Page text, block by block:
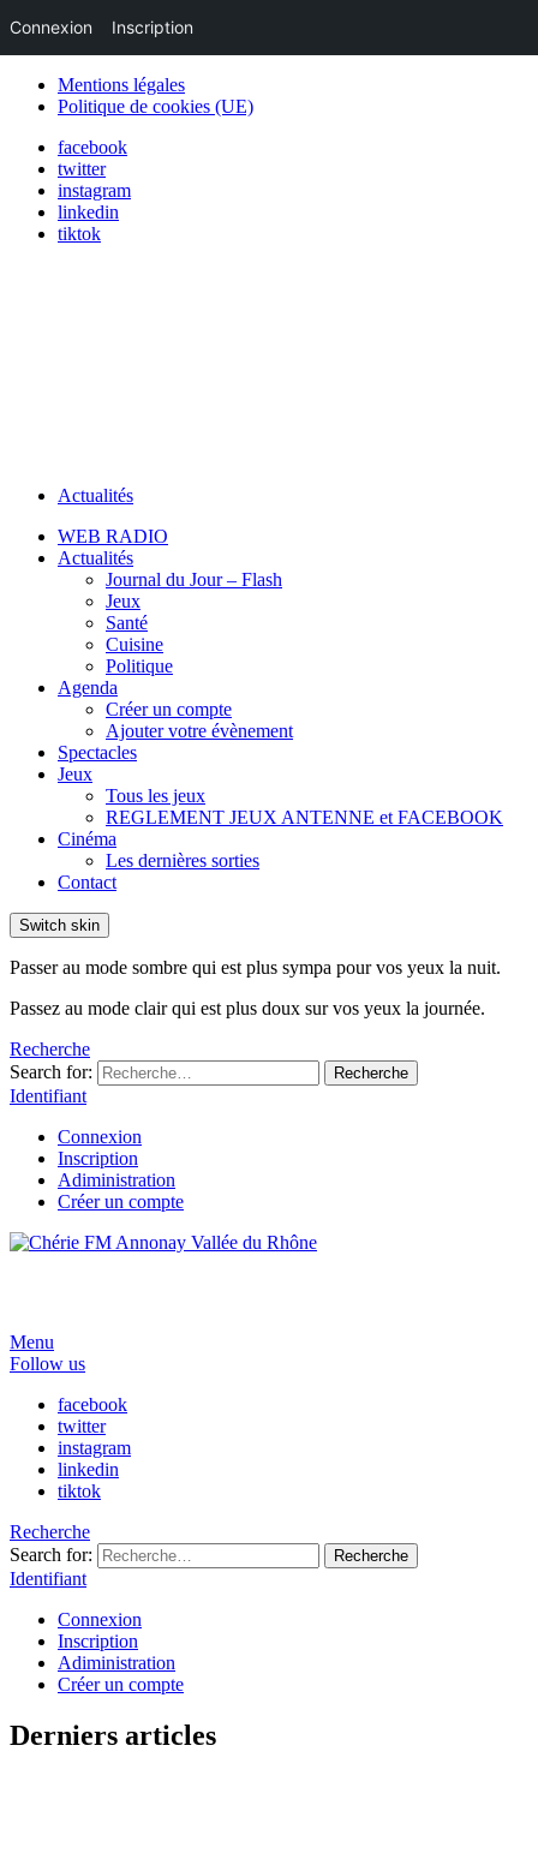
Mentions légales
Politique de cookies (UE)
facebook
twitter
instagram
linkedin
tiktok
Actualités
WEB RADIO
Actualités
Journal du Jour – Flash
Jeux
Santé
Cuisine
Politique
Agenda
Créer un compte
Ajouter votre évènement
Spectacles
Jeux
Tous les jeux
REGLEMENT JEUX ANTENNE et FACEBOOK
Cinéma
Les dernières sorties
Contact
Switch skin
Passer au mode sombre qui est plus sympa pour vos yeux la nuit.
Passez au mode clair qui est plus doux sur vos yeux la journée.
Recherche
Search for:
Recherche
Identifiant
Connexion
Inscription
Adiministration
Créer un compte
Menu
Follow us
facebook
twitter
instagram
linkedin
tiktok
Recherche
Search for:
Recherche
Identifiant
Connexion
Inscription
Adiministration
Créer un compte
Derniers articles
Connexion Inscription